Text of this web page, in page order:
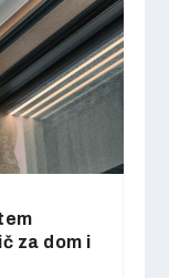
za dom i